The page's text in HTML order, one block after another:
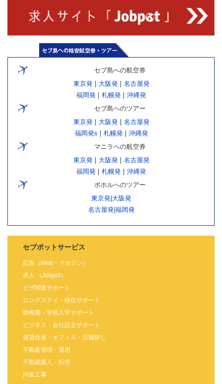
セブ島への航空券
東京発| 大阪発| 名古屋発
福岡発 | 札幌発 | 沖縄発
セブ島へのツアー
東京発| 大阪発| 名古屋発
福岡発s | 札幌発| 沖縄発
マニラへの航空券
東京発| 大阪発| 名古屋発
福岡発 | 札幌発 | 沖縄発
ボホルへのツアー
東京発|大阪発
名古屋発|福岡発
セブポットサービス
広告（Web・マガジン）
求人 （Jobpot）
ビザ関連サポート
ロングステイ・移住サポート
幼稚園・学校入学サポート
ビジネス・会社設立サポート
賃貸住居・オフィス・店舗探し
不動産管理・運用
不動産購入・転売
内装工事